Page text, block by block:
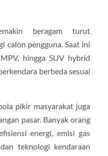
beragam turut
calon pengguna. Saat ini
hingga SUV hybrid
berbeda sesuai
pikir masyarakat juga
pasar. Banyak orang
energi, emisi gas
teknologi kendaraan